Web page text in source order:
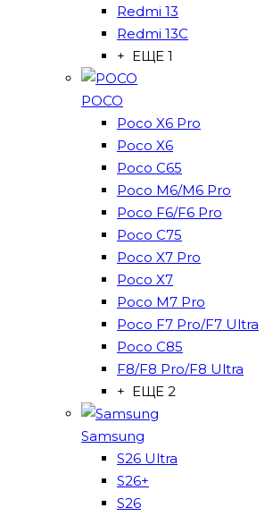
Redmi 13
Redmi 13C
+ ЕЩЕ 1
POCO
Poco X6 Pro
Poco X6
Poco C65
Poco M6/M6 Pro
Poco F6/F6 Pro
Poco C75
Poco X7 Pro
Poco X7
Poco M7 Pro
Poco F7 Pro/F7 Ultra
Poco C85
F8/F8 Pro/F8 Ultra
+ ЕЩЕ 2
Samsung
S26 Ultra
S26+
S26